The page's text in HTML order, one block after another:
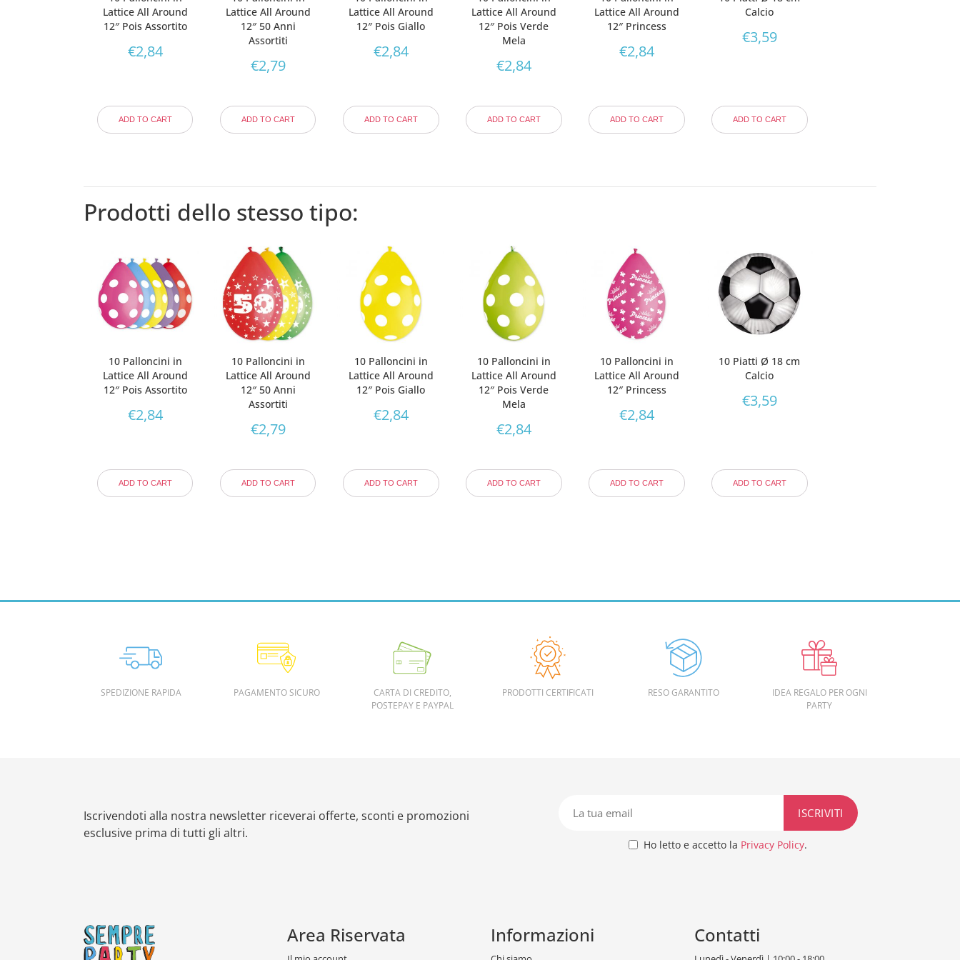
Lattice All Around
12″ Pois Assortito
€2,84
ADD TO CART
Lattice All Around
12″ 50 Anni
Assortiti
€2,79
ADD TO CART
Lattice All Around
12″ Pois Giallo
€2,84
ADD TO CART
Lattice All Around
12″ Pois Verde
Mela
€2,84
ADD TO CART
Lattice All Around
12″ Princess
€2,84
ADD TO CART
Calcio
€3,59
ADD TO CART
Prodotti dello stesso tipo:
10 Palloncini in
Lattice All Around
12″ Pois Assortito
€2,84
ADD TO CART
10 Palloncini in
Lattice All Around
12″ 50 Anni
Assortiti
€2,79
ADD TO CART
10 Palloncini in
Lattice All Around
12″ Pois Giallo
€2,84
ADD TO CART
10 Palloncini in
Lattice All Around
12″ Pois Verde
Mela
€2,84
ADD TO CART
10 Palloncini in
Lattice All Around
12″ Princess
€2,84
ADD TO CART
10 Piatti Ø 18 cm
Calcio
€3,59
ADD TO CART
SPEDIZIONE RAPIDA PAGAMENTO SICURO
CARTA DI CREDITO,
POSTEPAY E PAYPAL
PRODOTTI CERTIFICATI RESO GARANTITO
IDEA REGALO PER OGNI
PARTY
Iscrivendoti alla nostra newsletter riceverai offerte, sconti e promozioni
esclusive prima di tutti gli altri.
Ho letto e accetto la Privacy Policy.
Area Riservata Informazioni Contatti